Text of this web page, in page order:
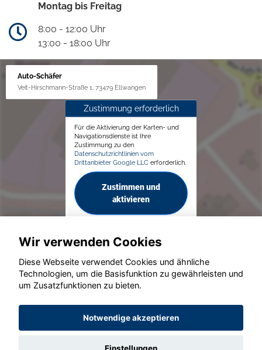
Montag bis Freitag
8:00 - 12:00 Uhr
13:00 - 18:00 Uhr
Auto-Schäfer
Veit-Hirschmann-Straße 1, 73479 Ellwangen
Zustimmung erforderlich
Für die Aktivierung der Karten- und
Navigationsdienste ist Ihre
Zustimmung zu den
Datenschutzrichtlinien vom
Drittanbieter Google LLC erforderlich.
Zustimmen und
aktivieren
© konjunkturmotor.de GmbH 2020 - 2026
Wir verwenden Cookies
Diese Webseite verwendet Cookies und ähnliche
Technologien, um die Basisfunktion zu gewährleisten und
um Zusatzfunktionen zu bieten.
Notwendige akzeptieren
Einstellungen